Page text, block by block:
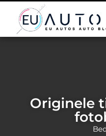
Originele